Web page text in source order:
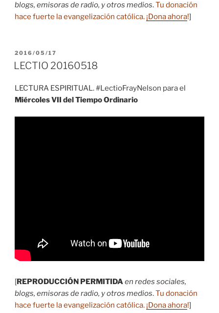
blogs, emisoras de radio, y otros medios.Tu donación
hace fuerte la evangelización católica. ¡Dona ahora!]
PUBLICADO
EL
2016/05/17
LECTIO 20160518
LECTURA ESPIRITUAL. #LectioFrayNelson para el
Miércoles VII del Tiempo Ordinario
[REPRODUCCIÓN PERMITIDA en redes sociales,
blogs, emisoras de radio, y otros medios.Tu donación
hace fuerte la evangelización católica. ¡Dona ahora!]